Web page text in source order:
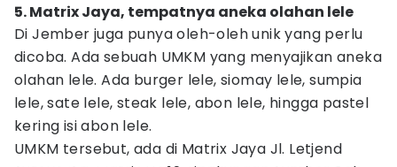
5. Matrix Jaya, tempatnya aneka olahan lele
Di Jember juga punya oleh-oleh unik yang perlu
dicoba. Ada sebuah UMKM yang menyajikan aneka
olahan lele. Ada burger lele, siomay lele, sumpia
lele, sate lele, steak lele, abon lele, hingga pastel
kering isi abon lele.
UMKM tersebut, ada di Matrix Jaya Jl. Letjend